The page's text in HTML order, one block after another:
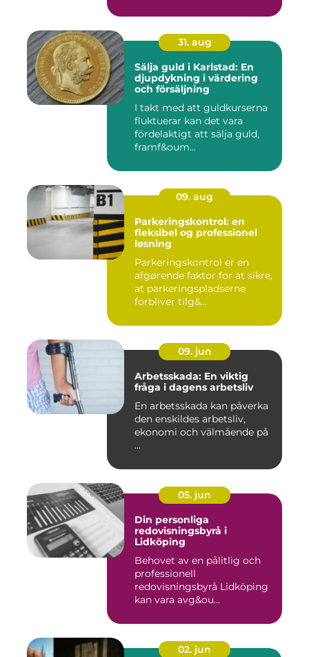
31. aug
Sälja guld i Karlstad: En
djupdykning i värdering
och försäljning
I takt med att guldkurserna
fluktuerar kan det vara
fördelaktigt att sälja guld,
framf&oum...
09. aug
Parkeringskontrol: en
fleksibel og professionel
løsning
Parkeringskontrol er en
afgørende faktor for at sikre,
at parkeringspladserne
forbliver tilg&...
09. jun
Arbetsskada: En viktig
fråga i dagens arbetsliv
En arbetsskada kan påverka
den enskildes arbetsliv,
ekonomi och välmående på
...
05. jun
Din personliga
redovisningsbyrå i
Lidköping
Behovet av en pålitlig och
professionell
redovisningsbyrå Lidköping
kan vara avg&ou...
02. jun